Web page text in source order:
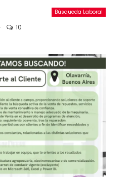
Búsqueda Laboral
10